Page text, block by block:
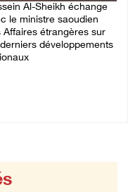
Al-Sheikh échange
le ministre saoudien
Affaires étrangères sur
développements